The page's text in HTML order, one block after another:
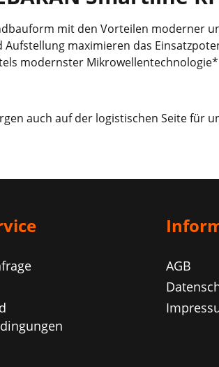
mit den Vorteilen moderner
maximieren das
modernster
auch auf der logistischen Seite für
AGB